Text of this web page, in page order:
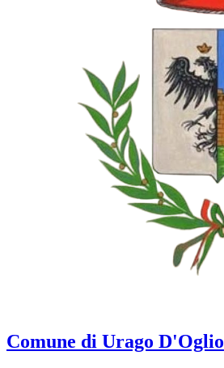
Comune di Urago D'Oglio